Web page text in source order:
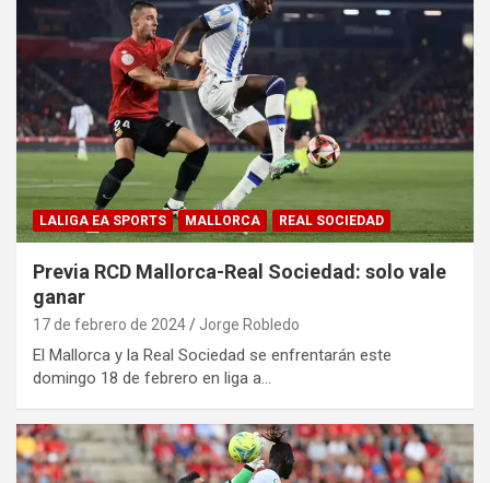
LALIGA EA SPORTS MALLORCA REAL SOCIEDAD
Previa RCD Mallorca-Real Sociedad: solo vale
ganar
17 de febrero de 2024 Jorge Robledo
El Mallorca y la Real Sociedad se enfrentarán este
domingo 18 de febrero en liga a…